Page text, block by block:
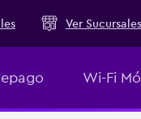
Ver Sucursales
Wi-Fi